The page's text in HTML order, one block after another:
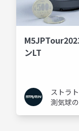
ンLT
ストラ
測気球